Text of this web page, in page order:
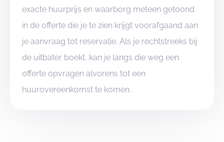
exacte huurprijs en waarborg meteen getoond
in de offerte die je te zien krijgt voorafgaand aan
je aanvraag tot reservatie. Als je rechtstreeks bij
de uitbater boekt, kan je langs die weg een
offerte opvragen alvorens tot een
huurovereenkomst te komen.